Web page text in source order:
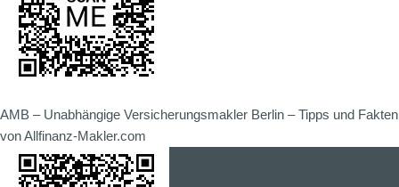
AMB – Unabhängige Versicherungsmakler Berlin – Tipps und Fakten
von Allfinanz-Makler.com